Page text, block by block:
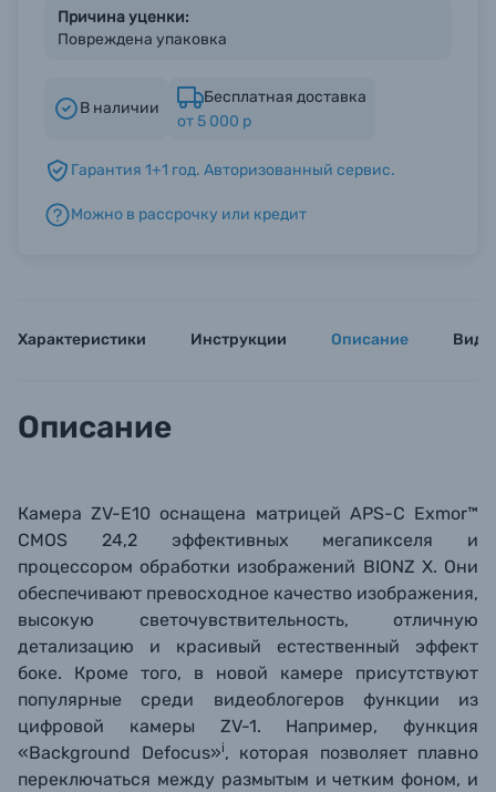
Уценённые товары
Причина уценки:
Повреждена упаковка
В наличии
Бесплатная доставка
от 5 000 р
Гарантия 1+1 год. Авторизованный сервис.
Можно в рассрочку или кредит
Характеристики Инструкции Описание
Описание
Камера ZV-E10 оснащена матрицей APS-C Exmor™
CMOS 24,2 эффективных мегапикселя и
процессором обработки изображений BIONZ X. Они
обеспечивают превосходное качество изображения,
высокую светочувствительность, отличную
детализацию и красивый естественный эффект
боке. Кроме того, в новой камере присутствуют
популярные среди видеоблогеров функции из
цифровой камеры ZV-1. Например, функция
«Background Defocus»i, которая позволяет плавно
переключаться между размытым и четким фоном, и